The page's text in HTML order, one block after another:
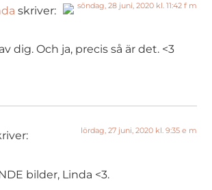
skriver:
Badge!
CleanTalk
söndag, 28 juni, 2020 kl. 11:42 f m
dig. Och ja, precis så är det. <3
lördag, 27 juni, 2020 kl. 9:35 e m
bilder, Linda <3.